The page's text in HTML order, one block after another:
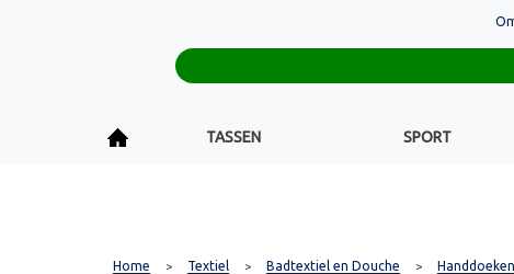
TASSEN SPORT
Home > Textiel > Badtextiel en Douche > Handdoeken